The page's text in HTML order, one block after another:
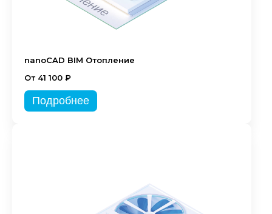
nanoCAD BIM Отопление
От 41 100 ₽
Подробнее